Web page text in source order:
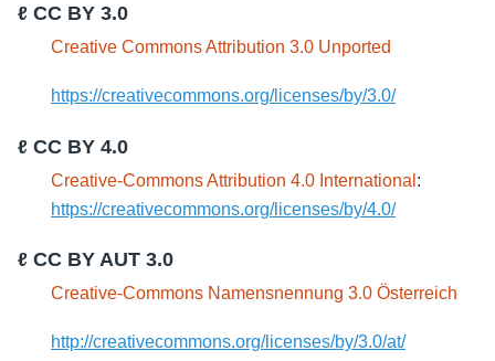
ℓ CC BY 3.0
Creative Commons Attribution 3.0 Unported
https://creativecommons.org/licenses/by/3.0/
ℓ CC BY 4.0
Creative-Commons Attribution 4.0 International :
https://creativecommons.org/licenses/by/4.0/
ℓ CC BY AUT 3.0
Creative-Commons Namensnennung 3.0 Österreich
http://creativecommons.org/licenses/by/3.0/at/